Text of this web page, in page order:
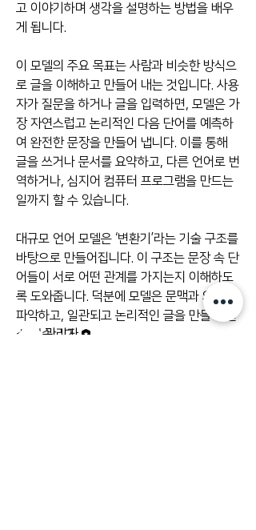
고 이야기하며 생각을 설명하는 방법을 배우
게 됩니다.
이 모델의 주요 목표는 사람과 비슷한 방식으
로 글을 이해하고 만들어 내는 것입니다. 사용
자가 질문을 하거나 글을 입력하면, 모델은 가
장 자연스럽고 논리적인 다음 단어를 예측하
여 완전한 문장을 만들어 냅니다. 이를 통해
글을 쓰거나 문서를 요약하고, 다른 언어로 번
역하거나, 심지어 컴퓨터 프로그램을 만드는
일까지 할 수 있습니다.
대규모 언어 모델은 ‘변환기’라는 기술 구조를
바탕으로 만들어집니다. 이 구조는 문장 속 단
어들이 서로 어떤 관계를 가지는지 이해하도
록 도와줍니다. 덕분에 모델은 문맥과 의미를
파악하고, 일관되고 논리적인 글을 만들어 낼
수 있습니다.
소개
그룹에 오신 것을 환영합니다. 다른 회원과의
교류 및 업데이트 수신, 동영상 공유 등의 활
동을 시작하세요.
명
관리자